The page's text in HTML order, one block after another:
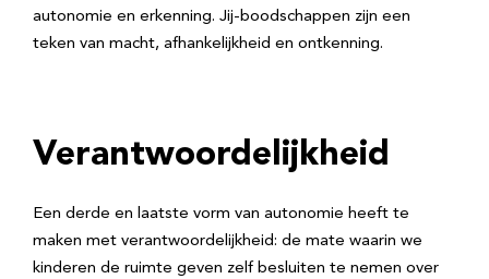
autonomie en erkenning. Jij-boodschappen zijn een
teken van macht, afhankelijkheid en ontkenning.
Verantwoordelijkheid
Een derde en laatste vorm van autonomie heeft te
maken met verantwoordelijkheid: de mate waarin we
kinderen de ruimte geven zelf besluiten te nemen over